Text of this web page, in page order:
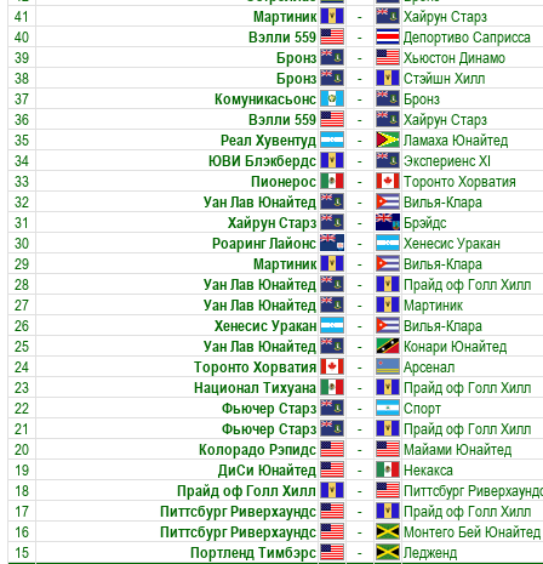
41
Мартиник -
Хайрун Старз
40
Вэлли 559 -
Депортиво Саприсса
39
Бронз -
Хьюстон Динамо
38
Бронз -
Стэйшн Хилл
37
Комуникасьонс -
Бронз
36
Вэлли 559 -
Хайрун Старз
35
Реал Хувентуд -
Ламаха Юнайтед
34
ЮВИ Блэкбердс -
Экспериенс XI
33
Пионерос -
Торонто Хорватия
32
Уан Лав Юнайтед -
Вилья-Клара
31
Хайрун Старз -
Брэйдс
30
Роаринг Лайонс -
Хенесис Уракан
29
Мартиник -
Вилья-Клара
28
Уан Лав Юнайтед -
Прайд оф Голл Хилл
27
Уан Лав Юнайтед -
Мартиник
26
Хенесис Уракан -
Вилья-Клара
25
Уан Лав Юнайтед -
Конари Юнайтед
24
Торонто Хорватия -
Арсенал
23
Национал Тихуана -
Прайд оф Голл Хилл
22
Фьючер Старз -
Спорт
21
Фьючер Старз -
Прайд оф Голл Хилл
20
Колорадо Рэпидс -
Майами Юнайтед
19
ДиСи Юнайтед -
Некакса
18
Прайд оф Голл Хилл -
Питтсбург
17
Питтсбург Риверхаундс -
Прайд оф Голл Хилл
16
Питтсбург Риверхаундс -
Монтего Бей Юнайтед
15
Портленд Тимбэрс - Ледженд